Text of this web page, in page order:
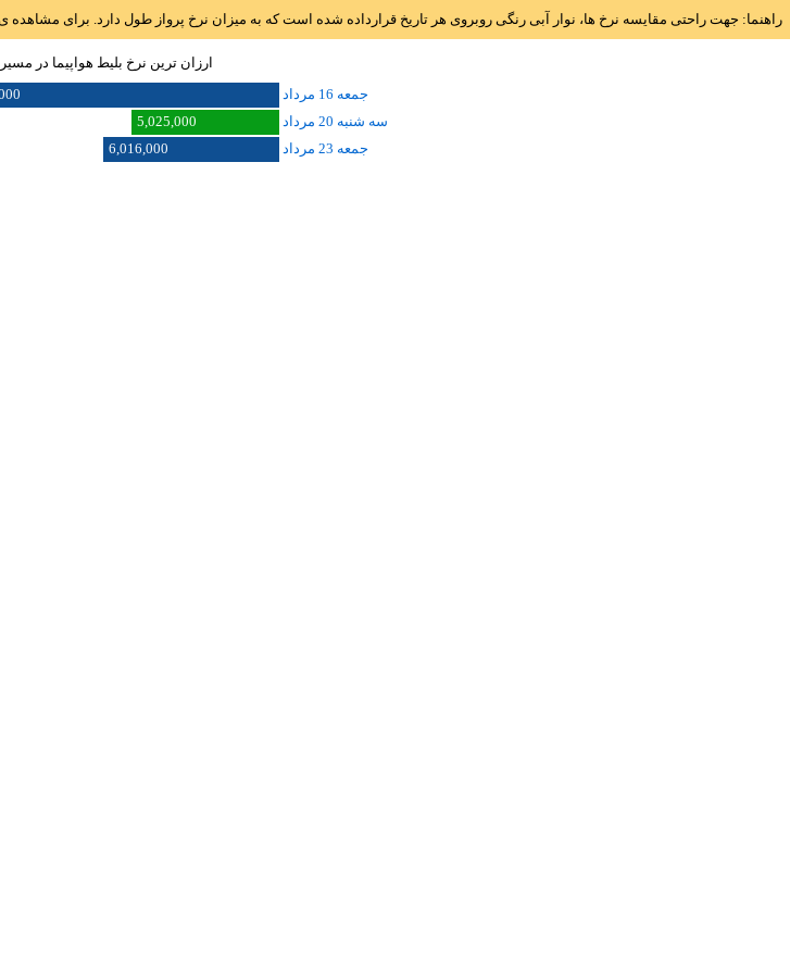
راهنما: جهت راحتی مقایسه نرخ ها، نوار آبی رنگی روبروی هر تاریخ قرارداده شده است که به میزان نرخ پرواز طول دارد. برای
ارزان ترین نرخ بلیط هواپیما در
جمعه 16 مرداد
سه شنبه 20 مرداد
5,025,000
جمعه 23 مرداد
6,016,000